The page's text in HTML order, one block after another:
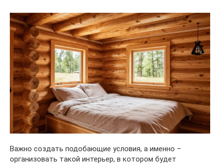
Важно создать подобающие условия, а именно –
организовать такой интерьер, в котором будет